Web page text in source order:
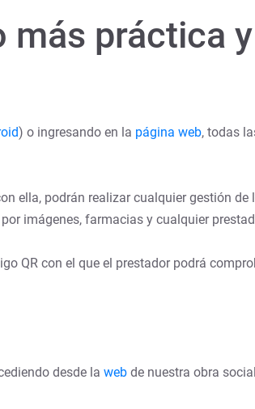
práctica
) o ingresando en la página web, todas
ella, podrán realizar cualquier gestión de
imágenes, farmacias y cualquier
QR con el que el prestador podrá
desde la web de nuestra obra